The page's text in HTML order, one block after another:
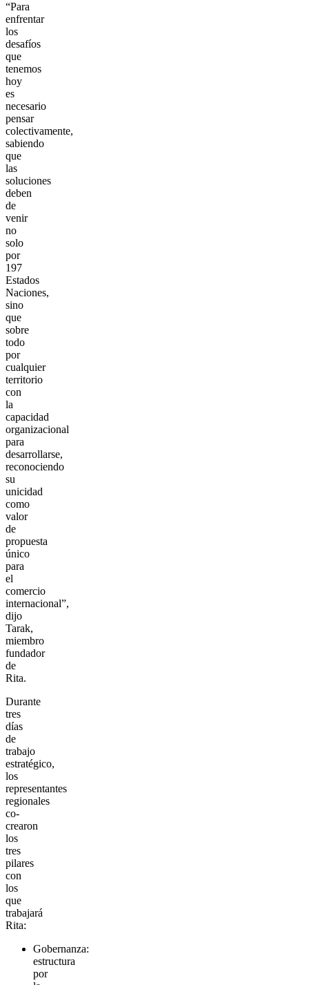
“Para
enfrentar
los
desafíos
que
tenemos
hoy
es
necesario
pensar
colectivamente,
sabiendo
que
las
soluciones
deben
de
venir
no
solo
por
197
Estados
Naciones,
sino
que
sobre
todo
por
cualquier
territorio
con
la
capacidad
organizacional
para
desarrollarse,
reconociendo
su
unicidad
como
valor
de
propuesta
único
para
el
comercio
internacional”,
dijo
Tarak,
miembro
fundador
de
Rita.
Durante
tres
días
de
trabajo
estratégico,
los
representantes
regionales
co-
crearon
los
tres
pilares
con
los
que
trabajará
Rita:
Gobernanza:
estructura
por